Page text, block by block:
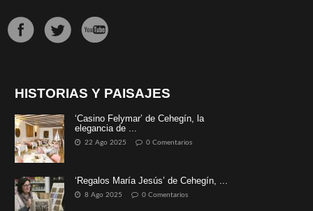
HISTORIAS Y PAISAJES
‘Casino Felymar’ de Cehegín, la
elegancia de ...
22 Ago 2025 0 Comentarios
‘Regalos María Jesús’ de Cehegín, ...
8 Ago 2025 0 Comentarios